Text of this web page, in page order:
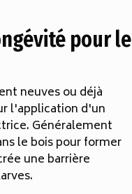
pour le
neuves ou déjà
l'application d'un
Généralement
le bois pour former
une barrière